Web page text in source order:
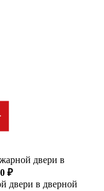
двери в
₽
двери в дверной